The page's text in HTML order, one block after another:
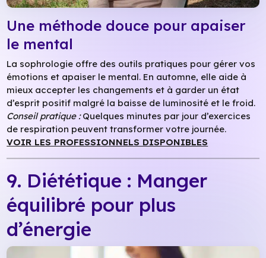
Une méthode douce pour apaiser
le mental
La sophrologie offre des outils pratiques pour gérer vos
émotions et apaiser le mental. En automne, elle aide à
mieux accepter les changements et à garder un état
d’esprit positif malgré la baisse de luminosité et le froid.
Conseil pratique :Quelques minutes par jour d’exercices
de respiration peuvent transformer votre journée.
VOIR LES PROFESSIONNELS DISPONIBLES
9. Diététique : Manger
équilibré pour plus
d’énergie